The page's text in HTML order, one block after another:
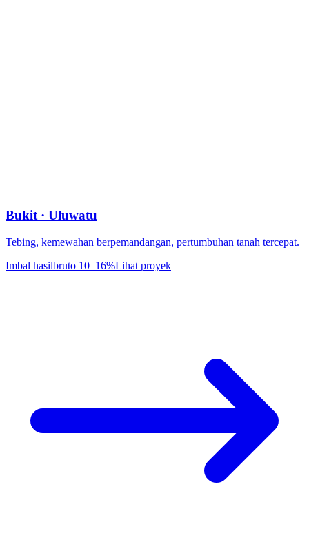
Bukit · Uluwatu
Tebing, kemewahan berpemandangan, pertumbuhan tanah tercepat.
Imbal hasilbruto 10–16%Lihat proyek